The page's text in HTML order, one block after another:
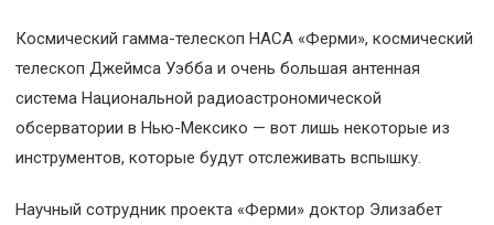
Космический гамма-телескоп НАСА «Ферми», космический
телескоп Джеймса Уэбба и очень большая антенная
система Национальной радиоастрономической
обсерватории в Нью-Мексико — вот лишь некоторые из
инструментов, которые будут отслеживать вспышку.
Научный сотрудник проекта «Ферми» доктор Элизабет